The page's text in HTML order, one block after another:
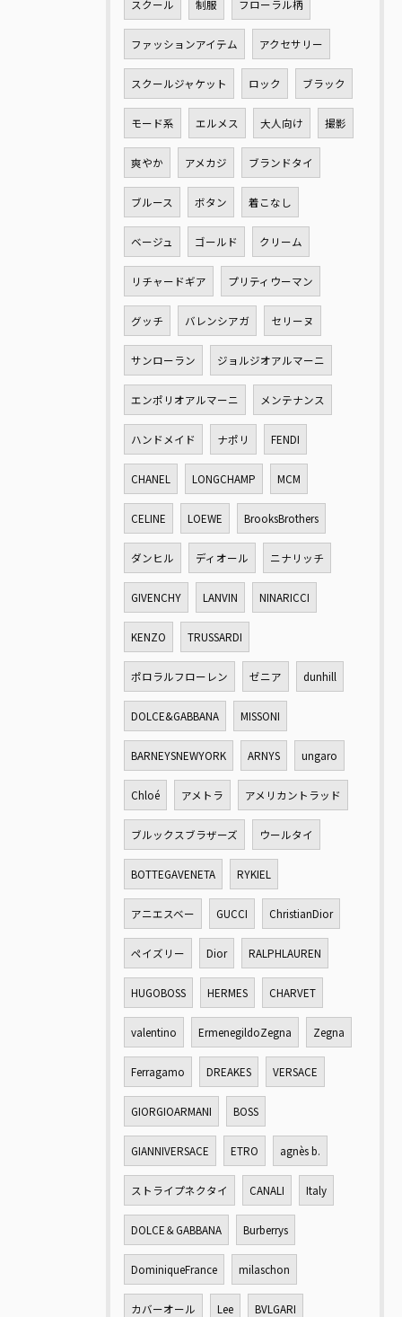
スクール 制服 フローラル柄
ファッションアイテム アクセサリー
スクールジャケット ロック ブラック
モード系 エルメス 大人向け 撮影
爽やか アメカジ ブランドタイ
ブルース ボタン 着こなし
ベージュ ゴールド クリーム
リチャードギア プリティウーマン
グッチ バレンシアガ セリーヌ
サンローラン ジョルジオアルマーニ
エンポリオアルマーニ メンテナンス
ハンドメイド ナポリ FENDI
CHANEL LONGCHAMP MCM
CELINE LOEWE BrooksBrothers
ダンヒル ディオール ニナリッチ
GIVENCHY LANVIN NINARICCI
KENZO TRUSSARDI
ポロラルフローレン ゼニア dunhill
DOLCE&GABBANA MISSONI
BARNEYSNEWYORK ARNYS ungaro
Chloé アメトラ アメリカントラッド
ブルックスブラザーズ ウールタイ
BOTTEGAVENETA RYKIEL
アニエスベー GUCCI ChristianDior
ペイズリー Dior RALPHLAUREN
HUGOBOSS HERMES CHARVET
valentino ErmenegildoZegna Zegna
Ferragamo DREAKES VERSACE
GIORGIOARMANI BOSS
GIANNIVERSACE ETRO agnès b.
ストライプネクタイ CANALI Italy
DOLCE＆GABBANA Burberrys
DominiqueFrance milaschon
カバーオール Lee BVLGARI